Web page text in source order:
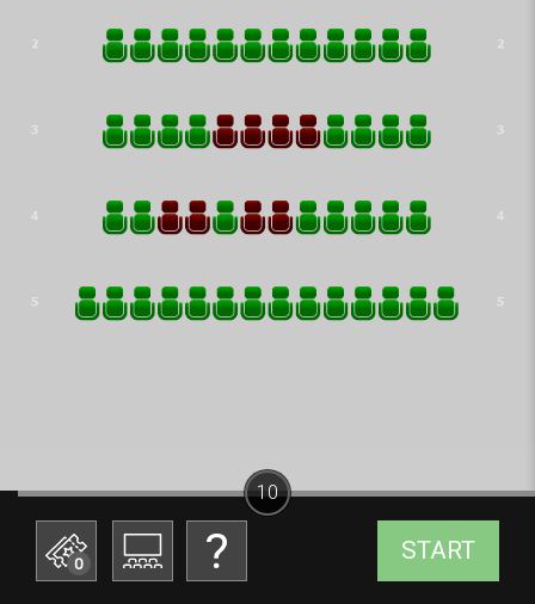
0 START
10